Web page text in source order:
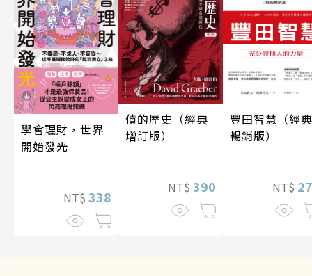
學會理財，世界
開始發光
NT$ 338
債的歷史（經典
增訂版）
NT$ 390
豐田智慧（經典
暢銷版）
NT$